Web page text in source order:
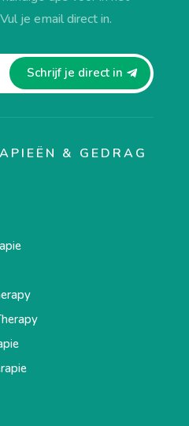
je email direct in.
Schrijf je direct in
& GEDRAG